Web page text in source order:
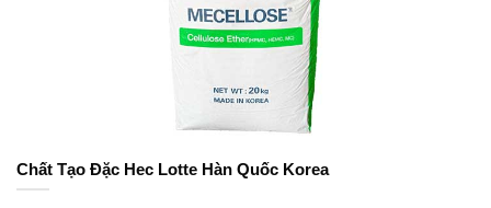
Chất Tạo Đặc Hec Lotte Hàn Quốc Korea